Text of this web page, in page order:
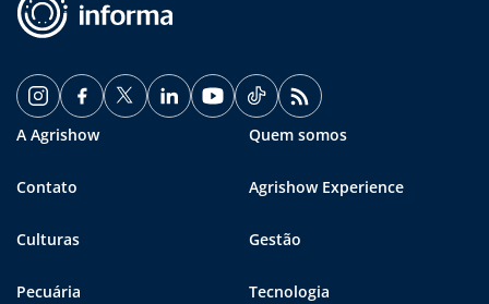
A Agrishow Quem somos
Contato Agrishow Experience
Culturas Gestão
Pecuária Tecnologia